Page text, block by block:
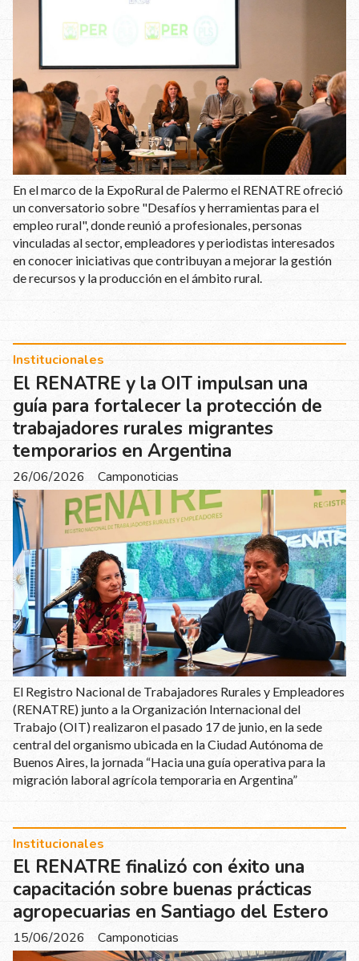
En el marco de la ExpoRural de Palermo el RENATRE ofreció
un conversatorio sobre "Desafíos y herramientas para el
empleo rural", donde reunió a profesionales, personas
vinculadas al sector, empleadores y periodistas interesados
en conocer iniciativas que contribuyan a mejorar la gestión
de recursos y la producción en el ámbito rural.
El RENATRE y la OIT impulsan una
guía para fortalecer la protección de
trabajadores rurales migrantes
temporarios en Argentina
Camponoticias
Institucionales
26/06/2026
El Registro Nacional de Trabajadores Rurales y Empleadores
(RENATRE) junto a la Organización Internacional del
Trabajo (OIT) realizaron el pasado 17 de junio, en la sede
central del organismo ubicada en la Ciudad Autónoma de
Buenos Aires, la jornada “Hacia una guía operativa para la
migración laboral agrícola temporaria en Argentina”
El RENATRE finalizó con éxito una
capacitación sobre buenas prácticas
agropecuarias en Santiago del Estero
Camponoticias
Institucionales
15/06/2026